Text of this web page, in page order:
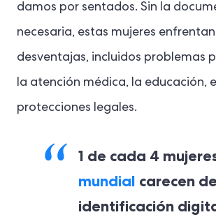
damos por sentados. Sin la
necesaria, estas mujeres
desventajas, incluidos problemas
la atención médica, la educación,
protecciones legales.
1 de cada 4
mundial carecen
identificación